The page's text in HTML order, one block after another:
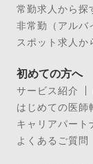
常勤求人から探
非常勤（アルバ
スポット求人か
初めての方へ
サービス紹介
はじめての医師
キャリアパート
よくあるご質問